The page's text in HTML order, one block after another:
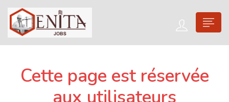
Cette page est réservée
aux utilisateurs